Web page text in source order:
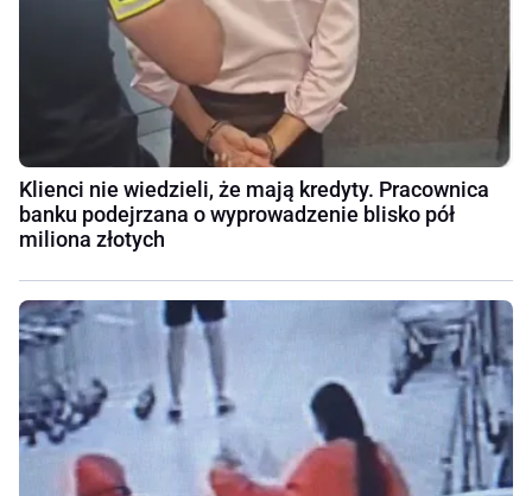
Klienci nie wiedzieli, że mają kredyty. Pracownica
banku podejrzana o wyprowadzenie blisko pół
miliona złotych